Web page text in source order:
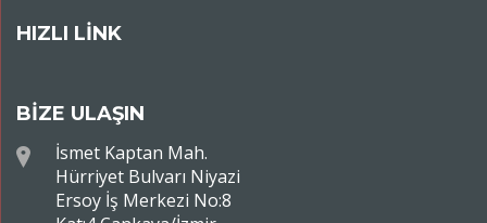
HIZLI LİNK
BİZE ULAŞIN
İsmet Kaptan Mah.
Hürriyet Bulvarı Niyazi
Ersoy İş Merkezi No:8